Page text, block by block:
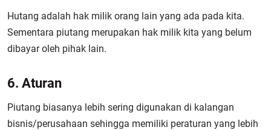
Hutang adalah hak milik orang lain yang ada pada kita.
Sementara piutang merupakan hak milik kita yang belum
dibayar oleh pihak lain.
6. Aturan
Piutang biasanya lebih sering digunakan di kalangan
bisnis/perusahaan sehingga memiliki peraturan yang lebih